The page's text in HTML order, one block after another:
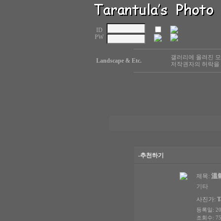
ID
PW
Landscape & Etc.
갤러리에 올려진
저작권자의 허락
-추천하기
제목: 溫
기타
사진가:
등록일:
조회수: